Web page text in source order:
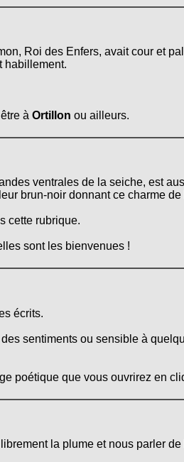
Roi des Enfers, avait cour et
habillement.
à Ortillon ou ailleurs.
ventrales de la seiche, est
brun-noir donnant ce charme de
cette rubrique.
sont les bienvenues !
écrits.
sentiments ou sensible à
poétique que vous ouvrirez en
la plume et nous parler